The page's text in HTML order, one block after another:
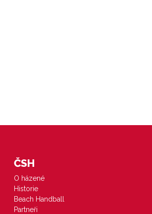
ČSH
O házené
Historie
Beach Handball
Partneři